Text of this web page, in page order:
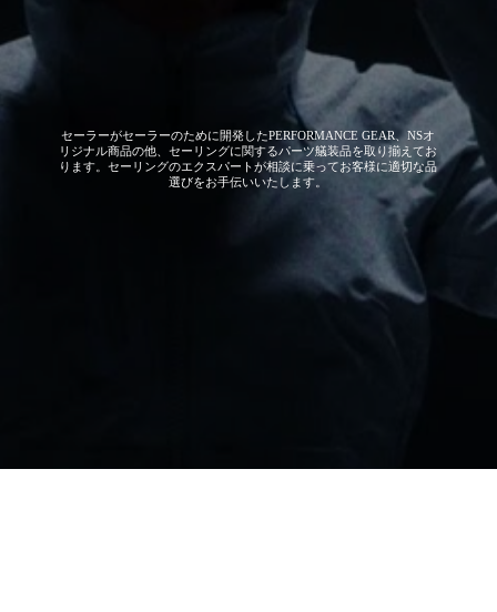
セーラーがセーラーのために開発したPERFORMANCE GEAR、NSオ
リジナル商品の他、セーリングに関するパーツ艤装品を取り揃えてお
ります。セーリングのエクスパートが相談に乗ってお客様に適切な品
選びをお手伝いいたします。